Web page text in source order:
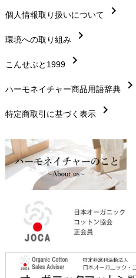
サイズ・寸法chevron_right
生地・素材chevron_right
お手入れについて chevron_right
レビューを書こうchevron_right
返品交換chevron_right
FAXでのご注文 chevron_right
お問い合わせchevron_right
個人情報取り扱いについて chevron_right
環境への取り組み chevron_right
こんせぷと1999 chevron_right
ハーモネイチャー商品用語辞典 chevron_right
特定商取引に基づく表示 chevron_right